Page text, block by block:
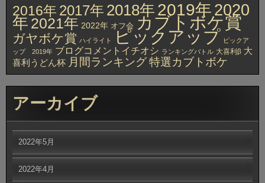
2016年 2017年 2018年 2019年2020
年 2021年 2022年 オフ会 カブトボケ賞
ガヤボケ賞 ハイライト ピックアップ ピックア
ップ 2019年 ブログコメントイチオシ ランキングバトル 大喜利β 大
喜利うどん杯 月間ランキング特選カブトボケ
アーカイブ
2022年5月
2022年4月